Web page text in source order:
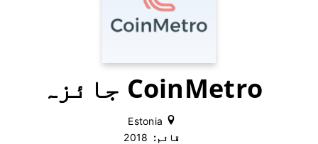
CoinMetro جائزہ
قائم: